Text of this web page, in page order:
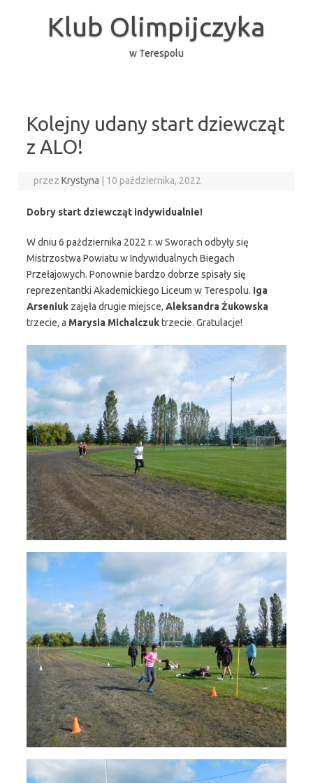
Klub Olimpijczyka
w Terespolu
Kolejny udany start dziewcząt
z ALO!
przezKrystyna 10 października, 2022
Dobry start dziewcząt indywidualnie!
W dniu 6 października 2022 r. w Sworach odbyły się
Mistrzostwa Powiatu w Indywidualnych Biegach
Przełajowych. Ponownie bardzo dobrze spisały się
reprezentantki Akademickiego Liceum w Terespolu. Iga
Arseniuk zajęła drugie miejsce, Aleksandra Żukowska
trzecie, a Marysia Michalczuktrzecie. Gratulacje!